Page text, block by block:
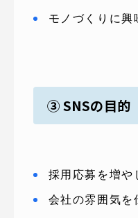
モノづくりに興
③ SNSの目的
採用応募を増や
会社の雰囲気を